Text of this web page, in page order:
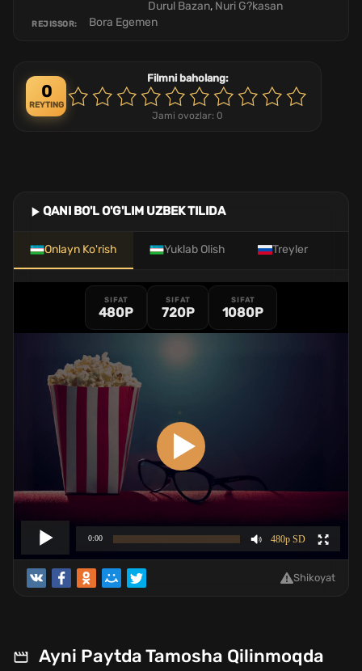
Durul Bazan, Nuri G?kasan
REJISSOR: Bora Egemen
0
REYTING
Filmni baholang:
Jami ovozlar: 0
QANI BO'L O'G'LIM UZBEK TILIDA
Onlayn Ko'rish Yuklab Olish Treyler
SIFAT
480P
SIFAT
720P
SIFAT
1080P
Shikoyat
Ayni Paytda Tamosha Qilinmoqda